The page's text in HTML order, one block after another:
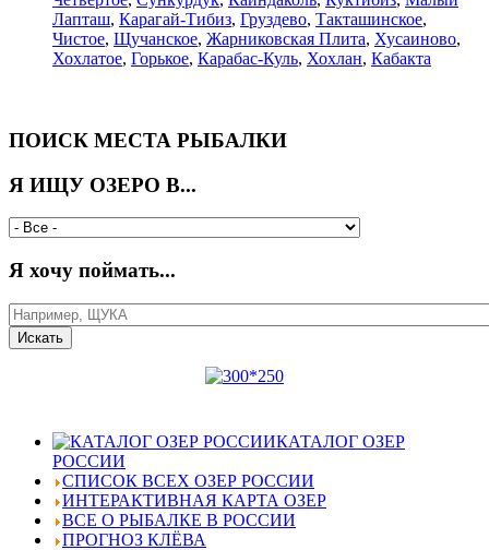
Лапташ, Карагай-Тибиз, Груздево, Такташинское,
Чистое, Щучанское, Жарниковская Плита, Хусаиново,
Хохлатое, Горькое, Карабас-Куль, Хохлан, Кабакта
ПОИСК МЕСТА РЫБАЛКИ
Я ИЩУ ОЗЕРО В...
Я хочу поймать...
КАТАЛОГ ОЗЕР
РОССИИ
СПИСОК ВСЕХ ОЗЕР РОССИИ
ИНТЕРАКТИВНАЯ КАРТА ОЗЕР
ВСЕ О РЫБАЛКЕ В РОССИИ
ПРОГНОЗ КЛЁВА